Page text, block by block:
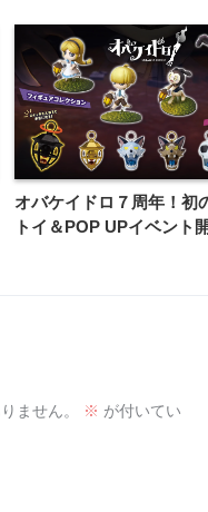
オバケイドロ７周年！初
トイ＆POP UPイベント
ません。 ※ が付いてい